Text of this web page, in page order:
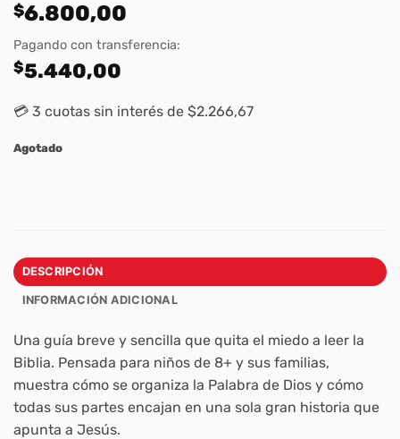
$6.800,00
Pagando con transferencia:
$5.440,00
💳 3 cuotas sin interés de $2.266,67
Agotado
DESCRIPCIÓN
INFORMACIÓN ADICIONAL
Una guía breve y sencilla que quita el miedo a leer la
Biblia. Pensada para niños de 8+ y sus familias,
muestra cómo se organiza la Palabra de Dios y cómo
todas sus partes encajan en una sola gran historia que
apunta a Jesús.